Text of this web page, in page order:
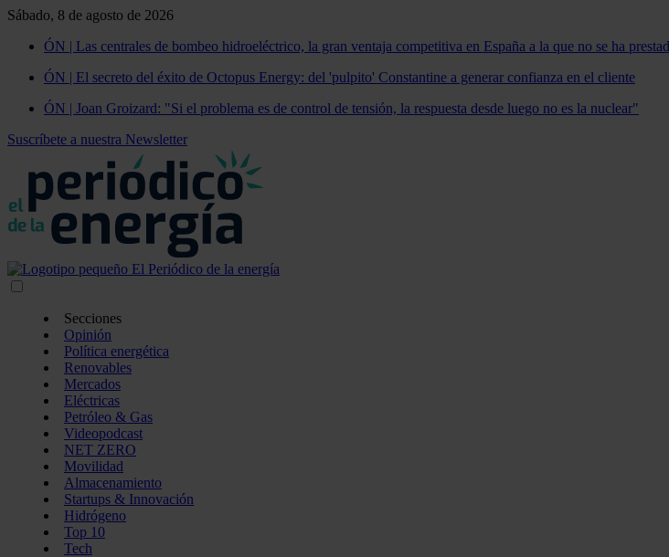
Sábado, 8 de agosto de 2026
ÓN | Las centrales de bombeo hidroeléctrico, la gran ventaja competitiva en España a la que no se ha
ÓN | El secreto del éxito de Octopus Energy: del 'pulpito' Constantine a generar confianza en el cliente
ÓN | Joan Groizard: "Si el problema es de control de tensión, la respuesta desde luego no es la nuclear"
Suscríbete a nuestra Newsletter
Secciones
Opinión
Política energética
Renovables
Mercados
Eléctricas
Petróleo & Gas
Videopodcast
NET ZERO
Movilidad
Almacenamiento
Startups & Innovación
Hidrógeno
Top 10
Tech